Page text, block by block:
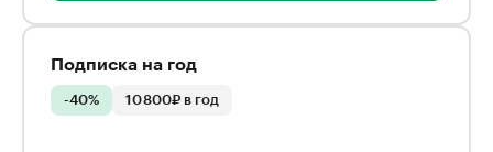
Подписка на год
-40% 10 800₽ в год